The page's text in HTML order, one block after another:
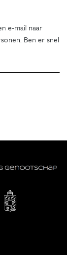
e-mail naar
Ben er snel